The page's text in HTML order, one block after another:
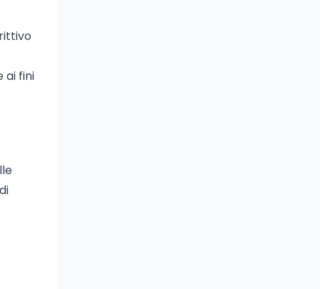
ai fini